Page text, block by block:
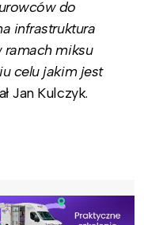
do
infrastruktura
ramach miksu
celu jakim jest
Jan Kulczyk.